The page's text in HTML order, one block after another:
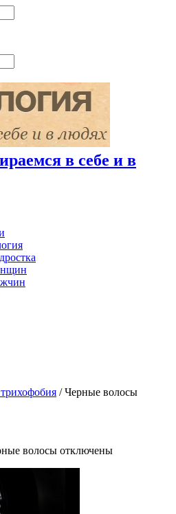
в себе и в
/ Черные волосы
волосы отключены